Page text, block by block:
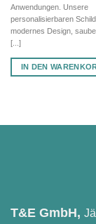
Anwendungen. Unsere
personalisierbaren
modernes Design,
[...]
IN DEN
T&E GmbH,